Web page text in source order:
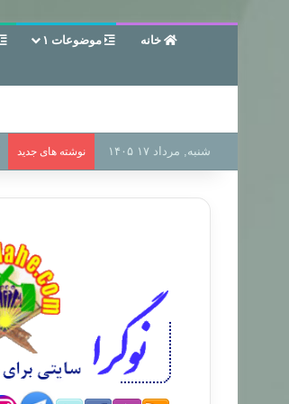
خانه موضوعات ۱
شنبه, مرداد ۱۷ ۱۴۰۵ نوشته های جدید